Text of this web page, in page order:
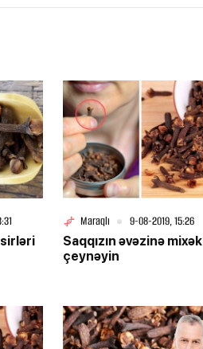
Maraqlı
9-08-2019, 15:26
Saqqızın əvəzinə mixək
çeynəyin